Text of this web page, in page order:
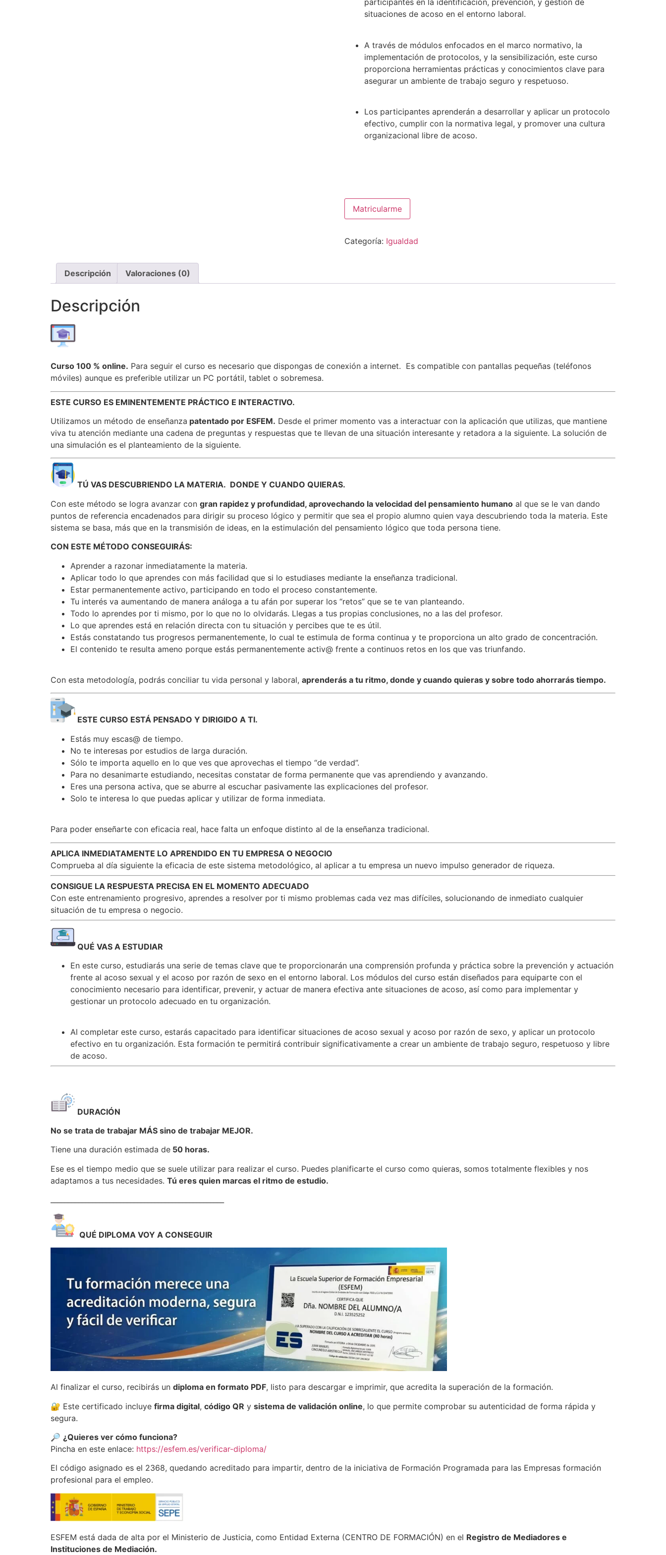
150,00 €.98,00 €.
participantes en la identificación, prevención, y gestión de
situaciones de acoso en el entorno laboral.
A través de módulos enfocados en el marco normativo, la
implementación de protocolos, y la sensibilización, este curso
proporciona herramientas prácticas y conocimientos clave para
asegurar un ambiente de trabajo seguro y respetuoso.
Los participantes aprenderán a desarrollar y aplicar un protocolo
efectivo, cumplir con la normativa legal, y promover una cultura
organizacional libre de acoso.
Protocolo
para
la
Actuación
Matricularme
Categoría: Igualdad
Descripción Valoraciones (0)
Descripción
Curso 100 % online. Para seguir el curso es necesario que dispongas de conexión a internet. Es compatible con pantallas pequeñas (teléfonos
móviles) aunque es preferible utilizar un PC portátil, tablet o sobremesa.
ESTE CURSO ES EMINENTEMENTE PRÁCTICO E INTERACTIVO.
Utilizamos un método de enseñanza patentado por ESFEM. Desde el primer momento vas a interactuar con la aplicación que utilizas, que mantiene
viva tu atención mediante una cadena de preguntas y respuestas que te llevan de una situación interesante y retadora a la siguiente. La solución de
una simulación es el planteamiento de la siguiente.
TÚ VAS DESCUBRIENDO LA MATERIA. DONDE Y CUANDO QUIERAS.
Con este método se logra avanzar con gran rapidez y profundidad, aprovechando la velocidad del pensamiento humano al que se le van dando
puntos de referencia encadenados para dirigir su proceso lógico y permitir que sea el propio alumno quien vaya descubriendo toda la materia. Este
sistema se basa, más que en la transmisión de ideas, en la estimulación del pensamiento lógico que toda persona tiene.
CON ESTE MÉTODO CONSEGUIRÁS:
Aprender a razonar inmediatamente la materia.
Aplicar todo lo que aprendes con más facilidad que si lo estudiases mediante la enseñanza tradicional.
Estar permanentemente activo, participando en todo el proceso constantemente.
Tu interés va aumentando de manera análoga a tu afán por superar los “retos” que se te van planteando.
Todo lo aprendes por ti mismo, por lo que no lo olvidarás. Llegas a tus propias conclusiones, no a las del profesor.
Lo que aprendes está en relación directa con tu situación y percibes que te es útil.
Estás constatando tus progresos permanentemente, lo cual te estimula de forma continua y te proporciona un alto grado de concentración.
El contenido te resulta ameno porque estás permanentemente activ@ frente a continuos retos en los que vas triunfando.
Con esta metodología, podrás conciliar tu vida personal y laboral, aprenderás a tu ritmo, donde y cuando quieras y sobre todo ahorrarás tiempo.
ESTE CURSO ESTÁ PENSADO Y DIRIGIDO A TI.
Estás muy escas@ de tiempo.
No te interesas por estudios de larga duración.
Sólo te importa aquello en lo que ves que aprovechas el tiempo “de verdad”.
Para no desanimarte estudiando, necesitas constatar de forma permanente que vas aprendiendo y avanzando.
Eres una persona activa, que se aburre al escuchar pasivamente las explicaciones del profesor.
Solo te interesa lo que puedas aplicar y utilizar de forma inmediata.
Para poder enseñarte con eficacia real, hace falta un enfoque distinto al de la enseñanza tradicional.
APLICA INMEDIATAMENTE LO APRENDIDO EN TU EMPRESA O NEGOCIO
Comprueba al día siguiente la eficacia de este sistema metodológico, al aplicar a tu empresa un nuevo impulso generador de riqueza.
CONSIGUE LA RESPUESTA PRECISA EN EL MOMENTO ADECUADO
Con este entrenamiento progresivo, aprendes a resolver por ti mismo problemas cada vez mas difíciles, solucionando de inmediato cualquier
situación de tu empresa o negocio.
QUÉ VAS A ESTUDIAR
En este curso, estudiarás una serie de temas clave que te proporcionarán una comprensión profunda y práctica sobre la prevención y actuación
frente al acoso sexual y el acoso por razón de sexo en el entorno laboral. Los módulos del curso están diseñados para equiparte con el
conocimiento necesario para identificar, prevenir, y actuar de manera efectiva ante situaciones de acoso, así como para implementar y
gestionar un protocolo adecuado en tu organización.
Al completar este curso, estarás capacitado para identificar situaciones de acoso sexual y acoso por razón de sexo, y aplicar un protocolo
efectivo en tu organización. Esta formación te permitirá contribuir significativamente a crear un ambiente de trabajo seguro, respetuoso y libre
de acoso.
DURACIÓN
No se trata de trabajar MÁS sino de trabajar MEJOR.
Tiene una duración estimada de 50 horas.
Ese es el tiempo medio que se suele utilizar para realizar el curso. Puedes planificarte el curso como quieras, somos totalmente flexibles y nos
adaptamos a tus necesidades. Tú eres quien marcas el ritmo de estudio.
QUÉ DIPLOMA VOY A CONSEGUIR
Al finalizar el curso, recibirás un diploma en formato PDF, listo para descargar e imprimir, que acredita la superación de la formación.
🔐 Este certificado incluye firma digital, código QR y sistema de validación online, lo que permite comprobar su autenticidad de forma rápida y
segura.
🔎 ¿Quieres ver cómo funciona?
Pincha en este enlace: https://esfem.es/verificar-diploma/
El código asignado es el 2368, quedando acreditado para impartir, dentro de la iniciativa de Formación Programada para las Empresas formación
profesional para el empleo.
ESFEM está dada de alta por el Ministerio de Justicia, como Entidad Externa (CENTRO DE FORMACIÓN) en el Registro de Mediadores e
Instituciones de Mediación.